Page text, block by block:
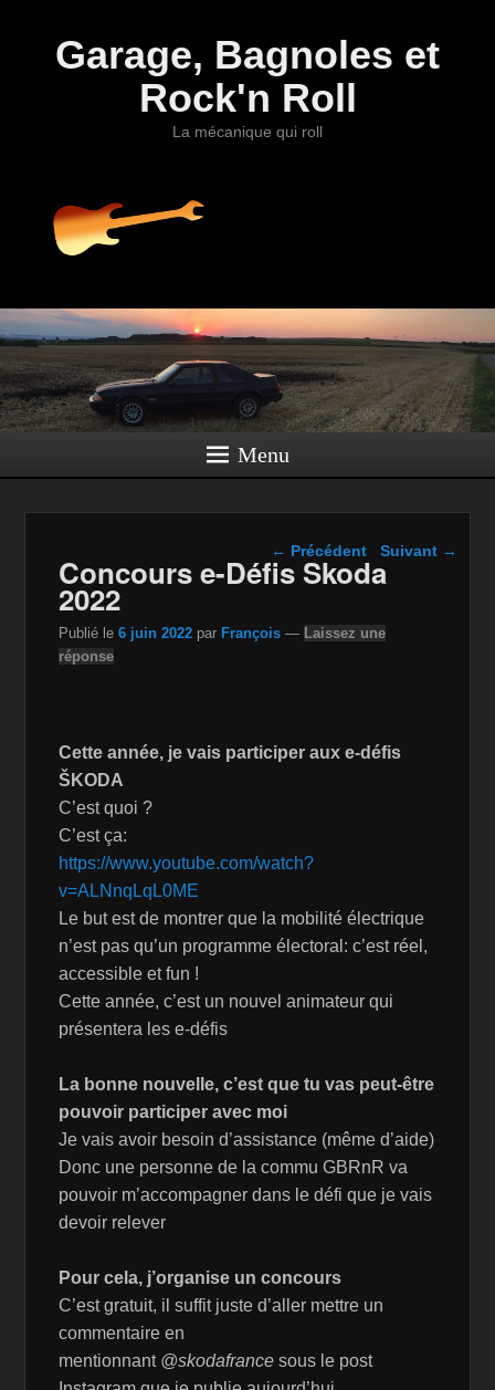
Garage, Bagnoles et
Rock'n Roll
La mécanique qui roll
Menu
Navigation dans les
← Précédent Suivant →
Concours e-Défis Skoda
2022
Publié le6 juin 2022 par François — Laissez une
réponse
Cette année, je vais participer aux e-défis
ŠKODA
C’est quoi ?
C’est ça:
https://www.youtube.com/watch?
v=ALNnqLqL0ME
Le but est de montrer que la mobilité électrique
n’est pas qu’un programme électoral: c’est réel,
accessible et fun !
Cette année, c’est un nouvel animateur qui
présentera les e-défis
La bonne nouvelle, c’est que tu vas peut-être
pouvoir participer avec moi
Je vais avoir besoin d’assistance (même d’aide)
Donc une personne de la commu GBRnR va
pouvoir m’accompagner dans le défi que je vais
devoir relever
Pour cela, j’organise un concours
C’est gratuit, il suffit juste d’aller mettre un
commentaire en
mentionnant @skodafrance sous le post